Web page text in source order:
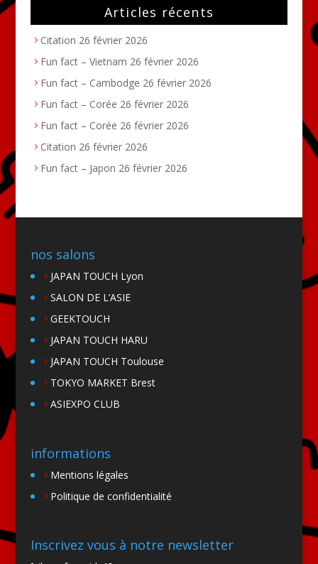
Articles récents
Citation 26 février 2026
Fun fact – Vietnam 26 février 2026
Fun fact – Cambodge 26 février 2026
Fun fact – Corée 26 février 2026
Fun fact – Corée 26 février 2026
Citation 26 février 2026
Fun fact – Japon 26 février 2026
nos salons
JAPAN TOUCH Lyon
SALON DE L’ASIE
GEEKTOUCH
JAPAN TOUCH HARU
JAPAN TOUCH Toulouse
TOKYO MARKET Brest
ASIEXPO CLUB
informations
Mentions légales
Politique de confidentialité
Inscrivez vous à notre newsletter